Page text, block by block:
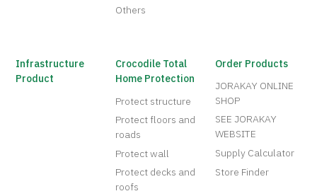
Others
Infrastructure
Product
Crocodile Total
Home Protection
Protect structure
Protect floors and
roads
Protect wall
Protect decks and
roofs
Order Products
JORAKAY ONLINE
SHOP
SEE JORAKAY
WEBSITE
Supply Calculator
Store Finder